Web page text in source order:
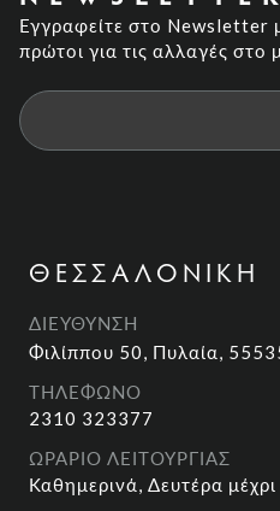
Εγγραφείτε στο Newsletter
πρώτοι για τις αλλαγές στο
ΘΕΣΣΑΛΟΝΙΚΗ
ΔΙΕΥΘΥΝΣΗ
Φιλίππου 50, Πυλαία,
ΤΗΛΕΦΩΝΟ
2310 323377
ΩΡΑΡΙΟ ΛΕΙΤΟΥΡΓΙΑΣ
Καθημερινά, Δευτέρα